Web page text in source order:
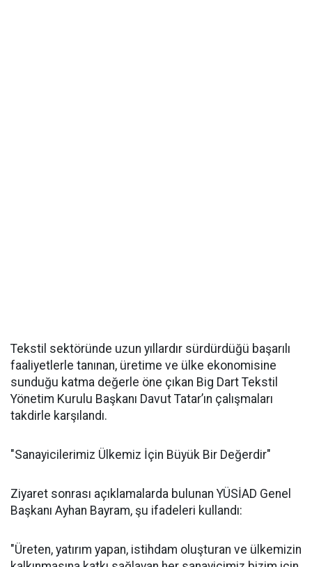
Tekstil sektöründe uzun yıllardır sürdürdüğü başarılı
faaliyetlerle tanınan, üretime ve ülke ekonomisine
sunduğu katma değerle öne çıkan Big Dart Tekstil
Yönetim Kurulu Başkanı Davut Tatar’ın çalışmaları
takdirle karşılandı.
"Sanayicilerimiz Ülkemiz İçin Büyük Bir Değerdir"
Ziyaret sonrası açıklamalarda bulunan YÜSİAD Genel
Başkanı Ayhan Bayram, şu ifadeleri kullandı:
"Üreten, yatırım yapan, istihdam oluşturan ve ülkemizin